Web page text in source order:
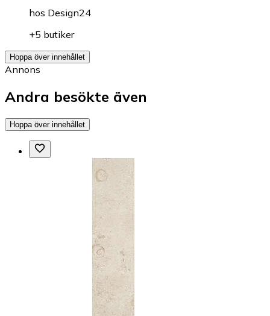
hos Design24
+5 butiker
Hoppa över innehållet
Annons
Andra besökte även
Hoppa över innehållet